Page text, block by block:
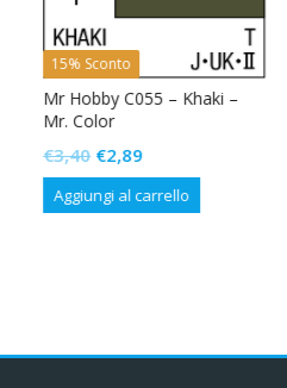
15% Sconto
Mr Hobby C055 – Khaki –
Mr. Color
3,40Il
prezzo
originale
€ 2,89Il
prezzo
attuale
Aggiungi al carrello